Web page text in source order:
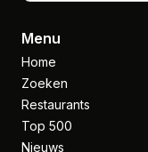
Menu
Home
Zoeken
Restaurants
Top 500
Nieuws